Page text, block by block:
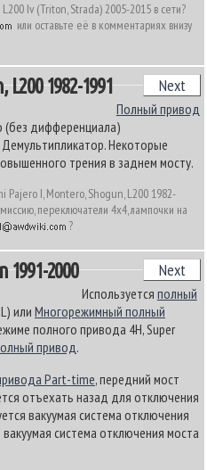
Iv (Triton, Strada) 2005-2015 в сети?
или оставьте её в комментариях внизу
1982-1991 Next
Полный привод
(без дифференциала)
Некоторые
трения в заднем мосту.
I, Montero, Shogun, L200 1982-
переключатели 4х4, лампочки на
?
2000 Next
Используется полный
или Многорежимный полный
полного привода 4H, Super
привод.
Part-time, передний мост
отъехать назад для отключения
вакуумая система отключения
вакуумая система отключения моста